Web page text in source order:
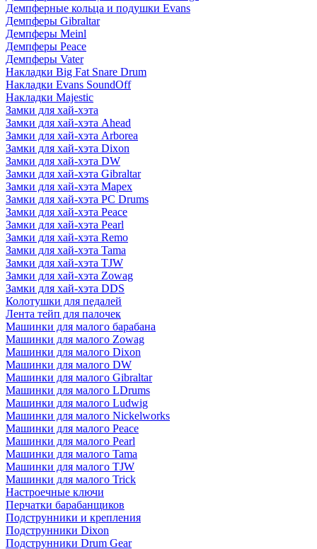
Демпферные кольца и подушки Evans
Демпферы Gibraltar
Демпферы Meinl
Демпферы Peace
Демпферы Vater
Накладки Big Fat Snare Drum
Накладки Evans SoundOff
Накладки Majestic
Замки для хай-хэта
Замки для хай-хэта Ahead
Замки для хай-хэта Arborea
Замки для хай-хэта Dixon
Замки для хай-хэта DW
Замки для хай-хэта Gibraltar
Замки для хай-хэта Mapex
Замки для хай-хэта PC Drums
Замки для хай-хэта Peace
Замки для хай-хэта Pearl
Замки для хай-хэта Remo
Замки для хай-хэта Tama
Замки для хай-хэта TJW
Замки для хай-хэта Zowag
Замки для хай-хэта DDS
Колотушки для педалей
Лента тейп для палочек
Машинки для малого барабана
Машинки для малого Zowag
Машинки для малого Dixon
Машинки для малого DW
Машинки для малого Gibraltar
Машинки для малого LDrums
Машинки для малого Ludwig
Машинки для малого Nickelworks
Машинки для малого Peace
Машинки для малого Pearl
Машинки для малого Tama
Машинки для малого TJW
Машинки для малого Trick
Настроечные ключи
Перчатки барабанщиков
Подструнники и крепления
Подструнники Dixon
Подструнники Drum Gear